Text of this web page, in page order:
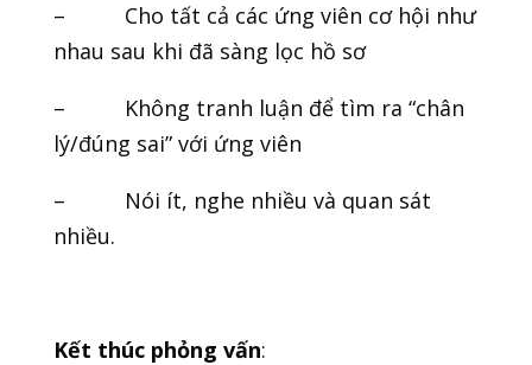
– Cho tất cả các ứng viên cơ hội như
nhau sau khi đã sàng lọc hồ sơ
– Không tranh luận để tìm ra “chân
lý/đúng sai” với ứng viên
– Nói ít, nghe nhiều và quan sát
nhiều.
Kết thúc phỏng vấn: